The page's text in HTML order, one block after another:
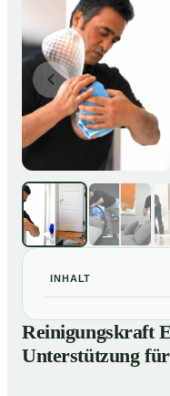
INHALT
01Reinigungskraft
Unterstützung für
Unsere Leistungen
Reinigungskraft
Unterstützung